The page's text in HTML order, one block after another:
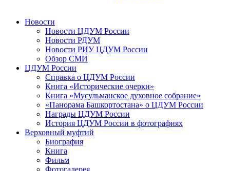
Новости
Новости ЦДУМ России
Новости РДУМ
Новости РИУ ЦДУМ России
Обзор СМИ
ЦДУМ России
Справка о ЦДУМ России
Книга «Исторические очерки»
Книга «Мусульманское духовное собрание»
«Панорама Башкортостана» о ЦДУМ России
Награды ЦДУМ России
История ЦДУМ России в фотографиях
Верховный муфтий
Биография
Книга
Фильм
Фотогалерея